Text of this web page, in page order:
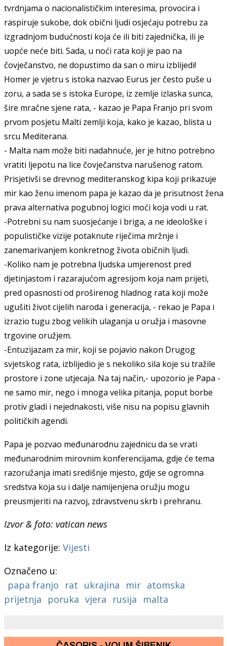
tvrdnjama o nacionalističkim interesima, provocira i
raspiruje sukobe, dok obični ljudi osjećaju potrebu za
izgradnjom budućnosti koja će ili biti zajednička, ili je
uopće neće biti. Sada, u noći rata koji je pao na
čovječanstvo, ne dopustimo da san o miru izblijedi!
Homer je vjetru s istoka nazvao Eurus jer često puše u
zoru, a sada se s istoka Europe, iz zemlje izlaska sunca,
šire mračne sjene rata, - kazao je Papa Franjo pri svom
prvom posjetu Malti zemlji koja, kako je kazao, blista u
srcu Mediterana.
- Malta nam može biti nadahnuće, jer je hitno potrebno
vratiti ljepotu na lice čovječanstva narušenog ratom.
Prisjetivši se drevnog mediteranskog kipa koji prikazuje
mir kao ženu imenom papa je kazao da je prisutnost žena
prava alternativa pogubnoj logici moći koja vodi u rat.
-Potrebni su nam suosjećanje i briga, a ne ideološke i
populističke vizije potaknute riječima mržnje i
zanemarivanjem konkretnog života običnih ljudi.
-Koliko nam je potrebna ljudska umjerenost pred
djetinjastom i razarajućom agresijom koja nam prijeti,
pred opasnosti od proširenog hladnog rata koji može
ugušiti život cijelih naroda i generacija, - rekao je Papa i
izrazio tugu zbog velikih ulaganja u oružja i masovne
trgovine oružjem.
-Entuzijazam za mir, koji se pojavio nakon Drugog
svjetskog rata, izblijedio je s nekoliko sila koje su tražile
prostore i zone utjecaja. Na taj način,- upozorio je Papa -
ne samo mir, nego i mnoga velika pitanja, poput borbe
protiv gladi i nejednakosti, više nisu na popisu glavnih
političkih agendi.
Papa je pozvao međunarodnu zajednicu da se vrati
međunarodnim mirovnim konferencijama, gdje će tema
razoružanja imati središnje mjesto, gdje se ogromna
sredstva koja su i dalje namijenjena oružju mogu
preusmjeriti na razvoj, zdravstvenu skrb i prehranu.
Izvor & foto: vatican news
Iz kategorije: Vijesti
Označeno u:
papa franjo
rat ukrajina mir atomska
prijetnja
poruka vjera rusija malta